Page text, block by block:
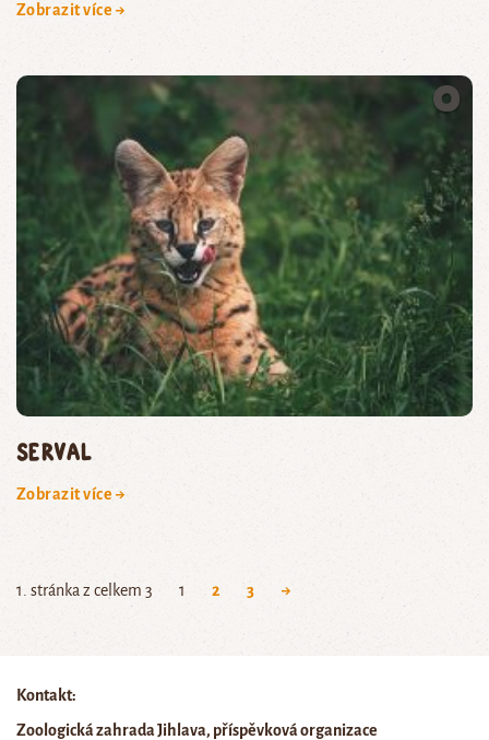
Zobrazit více →
serval
Zobrazit více →
1. stránka z celkem 3 1 2 3 →
Kontakt:
Zoologická zahrada Jihlava, příspěvková organizace